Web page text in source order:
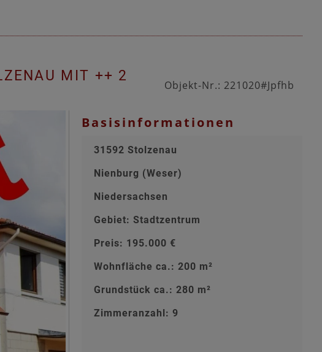
MIT ++ 2
Objekt-Nr.: 221020#Jpfhb
Basisinformationen
31592 Stolzenau
Nienburg (Weser)
Niedersachsen
Gebiet: Stadtzentrum
Preis: 195.000 €
Wohnfläche ca.: 200 m²
Grundstück ca.: 280 m²
Zimmeranzahl: 9